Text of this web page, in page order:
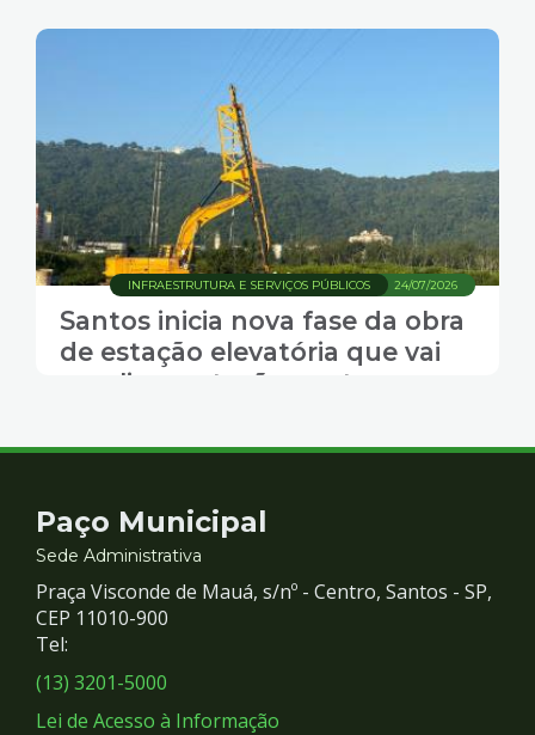
24/07/2026
INFRAESTRUTURA E SERVIÇOS PÚBLICOS
Santos inicia nova fase da obra
de estação elevatória que vai
ampliar proteção contra
Noroeste
Contato
e
Redes
Sociais
Paço Municipal
Sede Administrativa
Praça Visconde de Mauá, s/nº - Centro, Santos - SP,
CEP 11010-900
Tel:
(13) 3201-5000
Lei de Acesso à Informação